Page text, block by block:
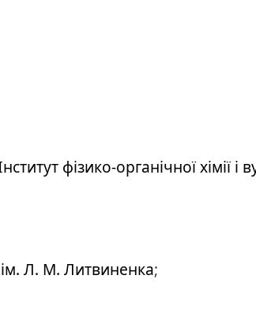
фізико-органічної хімії і
ім. Л. М. Литвиненка;